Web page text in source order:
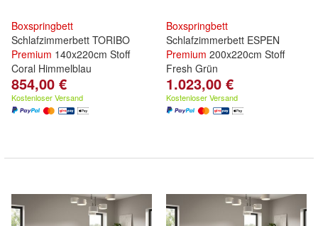
Boxspringbett
Schlafzimmerbett TORIBO
Premium 140x220cm Stoff
Coral Himmelblau
854,00 €
Kostenloser Versand
Boxspringbett
Schlafzimmerbett ESPEN
Premium 200x220cm Stoff
Fresh Grün
1.023,00 €
Kostenloser Versand